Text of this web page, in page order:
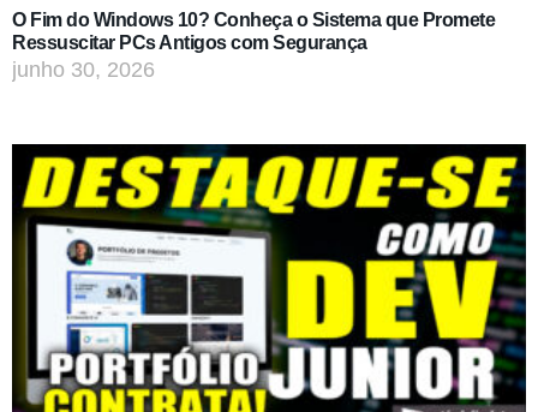
O Fim do Windows 10? Conheça o Sistema que Promete
Ressuscitar PCs Antigos com Segurança
junho 30, 2026